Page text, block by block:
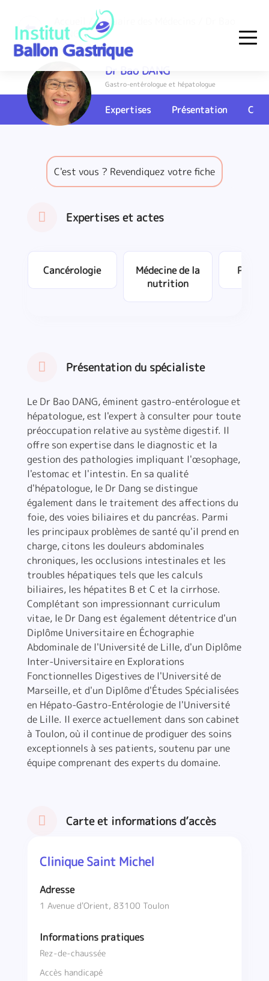
content
Institut Ballon Gastrique
/Annuaire des Médecins
DANG
Expertises Présentation
Dr Bao DANG
Gastro-entérologue et hépatologue
C'est vous ? Revendiquez votre fiche
Expertises et actes
Cancérologie
Médecine de la
nutrition
Présentation du spécialiste
Le Dr Bao DANG, éminent gastro-entérologue et
hépatologue, est l'expert à consulter pour toute
préoccupation relative au système digestif. Il
offre son expertise dans le diagnostic et la
gestion des pathologies impliquant l'œsophage,
l'estomac et l'intestin. En sa qualité
d'hépatologue, le Dr Dang se distingue
également dans le traitement des affections du
foie, des voies biliaires et du pancréas. Parmi
les principaux problèmes de santé qu'il prend en
charge, citons les douleurs abdominales
chroniques, les occlusions intestinales et les
troubles hépatiques tels que les calculs
biliaires, les hépatites B et C et la cirrhose.
Complétant son impressionnant curriculum
vitae, le Dr Dang est également détentrice d'un
Diplôme Universitaire en Échographie
Abdominale de l'Université de Lille, d'un Diplôme
Inter-Universitaire en Explorations
Fonctionnelles Digestives de l'Université de
Marseille, et d'un Diplôme d'Études Spécialisées
en Hépato-Gastro-Entérologie de l'Université
de Lille. Il exerce actuellement dans son cabinet
à Toulon, où il continue de prodiguer des soins
exceptionnels à ses patients, soutenu par une
équipe comprenant des experts du domaine.
Carte et informations d’accès
Clinique Saint Michel
Adresse
1 Avenue d'Orient, 83100 Toulon
Informations pratiques
Rez-de-chaussée
Accès handicapé